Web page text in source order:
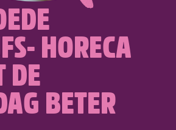
HORECA
DE
BETER